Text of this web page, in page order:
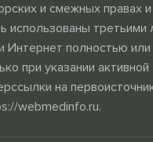
и смежных правах
использованы третьими
Интернет полностью или
при указании активной
на
webmedinfo.ru.